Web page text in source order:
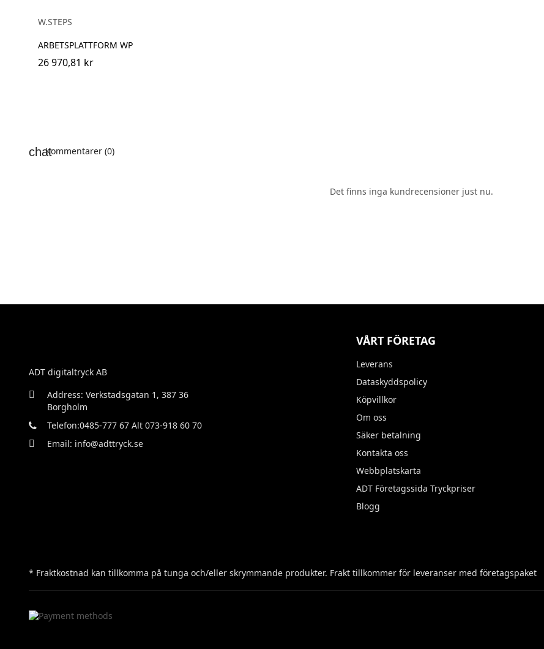
W.STEPS
ARBETSPLATTFORM WP
26 970,81 kr
Kommentarer (0)
Det finns inga kundrecensioner just nu.
ADT digitaltryck AB
Address: Verkstadsgatan 1, 387 36
Borgholm
Telefon:0485-777 67 Alt 073-918 60 70
Email: info@adttryck.se
VÅRT FÖRETAG
Leverans
Dataskyddspolicy
Köpvillkor
Om oss
Säker betalning
Kontakta oss
Webbplatskarta
ADT Företagssida Tryckpriser
Blogg
* Fraktkostnad kan tillkomma på tunga och/eller skrymmande produkter. Frakt tillkommer för leveranser med företagspaket